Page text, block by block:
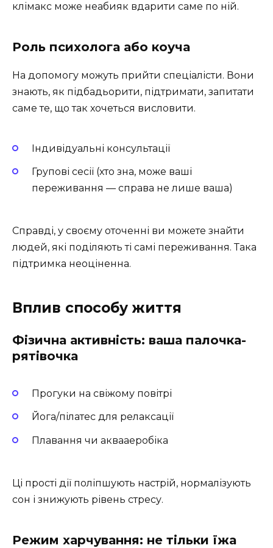
клімакс може неабияк вдарити саме по ній.
Роль психолога або коуча
На допомогу можуть прийти спеціалісти. Вони
знають, як підбадьорити, підтримати, запитати
саме те, що так хочеться висловити.
Індивідуальні консультації
Групові сесії (хто зна, може ваші
переживання — справа не лише ваша)
Справді, у своєму оточенні ви можете знайти
людей, які поділяють ті самі переживання. Така
підтримка неоціненна.
Вплив способу життя
Фізична активність: ваша палочка-
рятівочка
Прогуки на свіжому повітрі
Йога/пілатес для релаксації
Плавання чи аквааеробіка
Ці прості дії поліпшують настрій, нормалізують
сон і знижують рівень стресу.
Режим харчування: не тільки їжа